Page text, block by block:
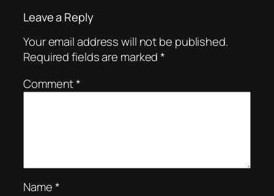
Leave a Reply
Your email address will not be published.
Required fields are marked*
Comment*
Name*